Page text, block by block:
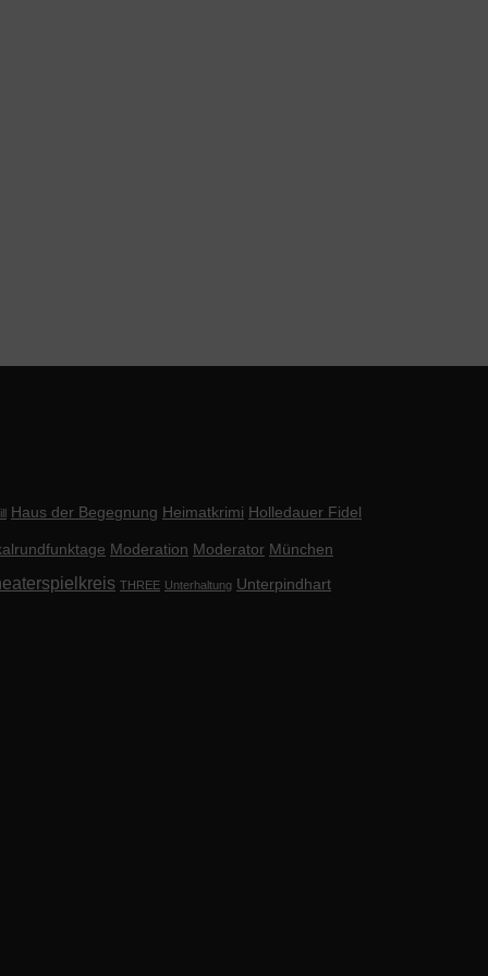
Haus der Begegnung Heimatkrimi Holledauer Fidel
Moderation Moderator München
THREE Unterhaltung Unterpindhart